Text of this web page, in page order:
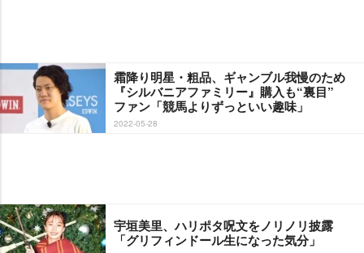
霜降り明星・粗品、ギャンブル我慢のため
『シルバニアファミリー』購入も“裏目”
ファン「競馬よりずっといい趣味」
2022-05-28
宇垣美里、ハリポタ呪文をノリノリ披露
「グリフィンドール生になった気分」